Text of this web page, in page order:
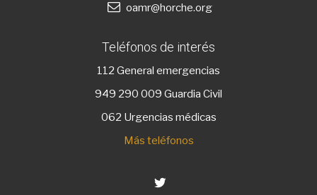
oamr@horche.org
Teléfonos de interés
112 General emergencias
949 290 009 Guardia Civil
062 Urgencias médicas
Más teléfonos